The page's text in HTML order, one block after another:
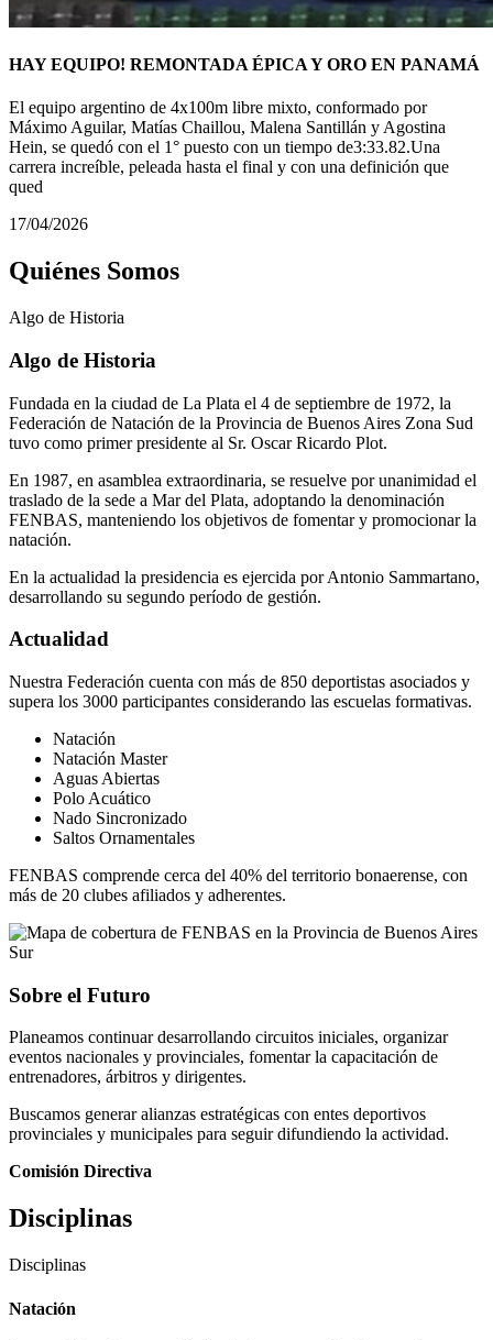
HAY EQUIPO! REMONTADA ÉPICA Y ORO EN PANAMÁ
El equipo argentino de 4x100m libre mixto, conformado por
Máximo Aguilar, Matías Chaillou, Malena Santillán y Agostina
Hein, se quedó con el 1° puesto con un tiempo de3:33.82.Una
carrera increíble, peleada hasta el final y con una definición que
qued
17/04/2026
Quiénes Somos
Algo de Historia
Algo de Historia
Fundada en la ciudad de La Plata el 4 de septiembre de 1972, la
Federación de Natación de la Provincia de Buenos Aires Zona Sud
tuvo como primer presidente al Sr. Oscar Ricardo Plot.
En 1987, en asamblea extraordinaria, se resuelve por unanimidad el
traslado de la sede a Mar del Plata, adoptando la denominación
FENBAS, manteniendo los objetivos de fomentar y promocionar la
natación.
En la actualidad la presidencia es ejercida por Antonio Sammartano,
desarrollando su segundo período de gestión.
Actualidad
Nuestra Federación cuenta con más de 850 deportistas asociados y
supera los 3000 participantes considerando las escuelas formativas.
Natación
Natación Master
Aguas Abiertas
Polo Acuático
Nado Sincronizado
Saltos Ornamentales
FENBAS comprende cerca del 40% del territorio bonaerense, con
más de 20 clubes afiliados y adherentes.
Sobre el Futuro
Planeamos continuar desarrollando circuitos iniciales, organizar
eventos nacionales y provinciales, fomentar la capacitación de
entrenadores, árbitros y dirigentes.
Buscamos generar alianzas estratégicas con entes deportivos
provinciales y municipales para seguir difundiendo la actividad.
Comisión Directiva
Disciplinas
Disciplinas
Natación